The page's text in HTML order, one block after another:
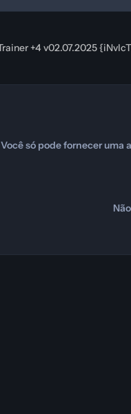
Você só pode fornecer uma